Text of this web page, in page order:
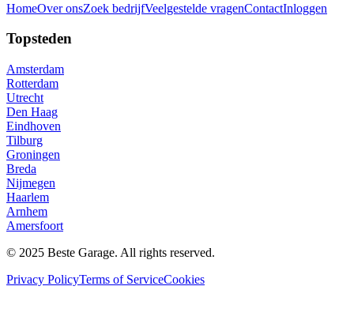
HomeOver onsZoek bedrijfVeelgestelde vragenContactInloggen
Topsteden
Amsterdam
Rotterdam
Utrecht
Den Haag
Eindhoven
Tilburg
Groningen
Breda
Nijmegen
Haarlem
Arnhem
Amersfoort
© 2025 Beste Garage. All rights reserved.
Privacy PolicyTerms of ServiceCookies